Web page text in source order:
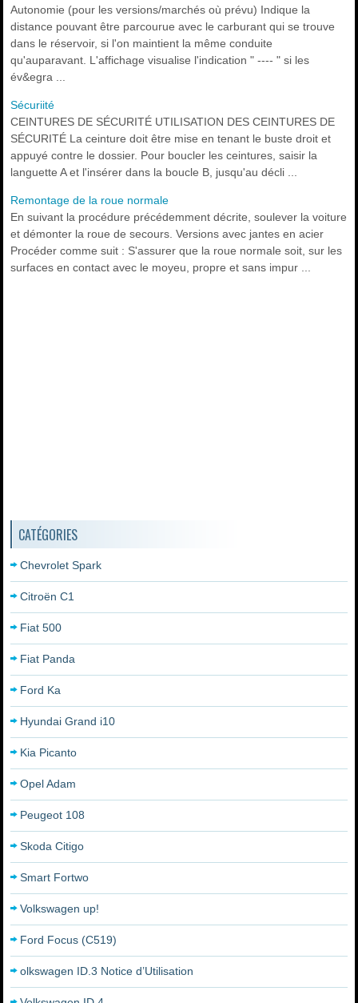
Autonomie (pour les versions/marchés où prévu) Indique la
distance pouvant être parcourue avec le carburant qui se trouve
dans le réservoir, si l'on maintient la même conduite
qu'auparavant. L'affichage visualise l'indication " ---- " si les
év&egra ...
Sécuriité
CEINTURES DE SÉCURITÉ UTILISATION DES CEINTURES DE
SÉCURITÉ La ceinture doit être mise en tenant le buste droit et
appuyé contre le dossier. Pour boucler les ceintures, saisir la
languette A et l'insérer dans la boucle B, jusqu'au décli ...
Remontage de la roue normale
En suivant la procédure précédemment décrite, soulever la voiture
et démonter la roue de secours. Versions avec jantes en acier
Procéder comme suit : S'assurer que la roue normale soit, sur les
surfaces en contact avec le moyeu, propre et sans impur ...
CATÉGORIES
Chevrolet Spark
Citroën C1
Fiat 500
Fiat Panda
Ford Ka
Hyundai Grand i10
Kia Picanto
Opel Adam
Peugeot 108
Skoda Citigo
Smart Fortwo
Volkswagen up!
Ford Focus (C519)
olkswagen ID.3 Notice d’Utilisation